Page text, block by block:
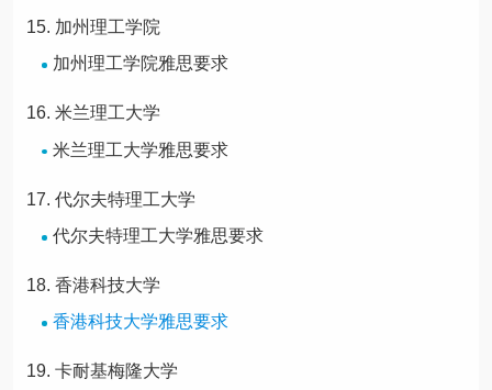
加州理工学院
加州理工学院雅思要求
米兰理工大学
米兰理工大学雅思要求
代尔夫特理工大学
代尔夫特理工大学雅思要求
香港科技大学
香港科技大学雅思要求
卡耐基梅隆大学